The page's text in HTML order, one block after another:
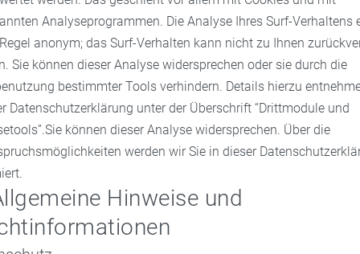
Analyseprogrammen. Die Analyse Ihres Surf-Verhaltens
anonym; das Surf-Verhalten kann nicht zu Ihnen
Sie können dieser Analyse widersprechen oder sie durch die
bestimmter Tools verhindern. Details hierzu
Datenschutzerklärung unter der Überschrift “Drittmodule und
können dieser Analyse widersprechen. Über die
werden wir Sie in dieser
Hinweise und